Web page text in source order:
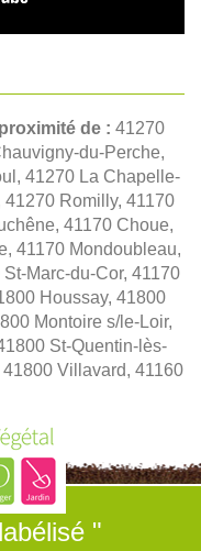
de : 41270
du-Perche,
41270 La Chapelle-
Romilly, 41170
41170 Choue,
41170 Mondoubleau,
Marc-du-Cor, 41170
Houssay, 41800
Montoire s/le-Loir,
St-Quentin-lès-
Villavard, 41160
"